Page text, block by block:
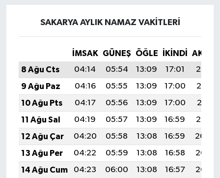
SAKARYA AYLIK NAMAZ VAKITLERI
İMSAK GÜNEŞ ÖĞLE İKINDI
8 Ağu Cts
04:14 05:54 13:09 17:01
20:14
9 Ağu Paz
04:16 05:55 13:09 17:00
20:13
10 Ağu Pts
04:17 05:56 13:09 17:00
20:11
11 Ağu Sal
04:19 05:57 13:09 16:59
20:10
12 Ağu Çar
04:20 05:58 13:08 16:59
20:09
13 Ağu Per
04:22 05:59 13:08 16:58
20:07
14 Ağu Cum
04:23 06:00 13:08 16:57
20:06